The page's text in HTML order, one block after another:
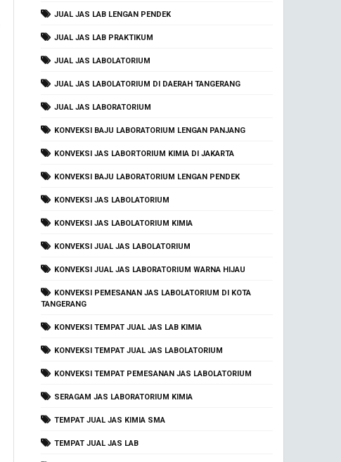
JUAL JAS LAB LENGAN PENDEK
JUAL JAS LAB PRAKTIKUM
JUAL JAS LABOLATORIUM
JUAL JAS LABOLATORIUM DI DAERAH TANGERANG
JUAL JAS LABORATORIUM
KONVEKSI BAJU LABORATORIUM LENGAN PANJANG
KONVEKSI JAS LABORTORIUM KIMIA DI JAKARTA
KONVEKSI BAJU LABORATORIUM LENGAN PENDEK
KONVEKSI JAS LABOLATORIUM
KONVEKSI JAS LABOLATORIUM KIMIA
KONVEKSI JUAL JAS LABOLATORIUM
KONVEKSI JUAL JAS LABORATORIUM WARNA HIJAU
KONVEKSI PEMESANAN JAS LABOLATORIUM DI KOTA
TANGERANG
KONVEKSI TEMPAT JUAL JAS LAB KIMIA
KONVEKSI TEMPAT JUAL JAS LABOLATORIUM
KONVEKSI TEMPAT PEMESANAN JAS LABOLATORIUM
SERAGAM JAS LABORATORIUM KIMIA
TEMPAT JUAL JAS KIMIA SMA
TEMPAT JUAL JAS LAB